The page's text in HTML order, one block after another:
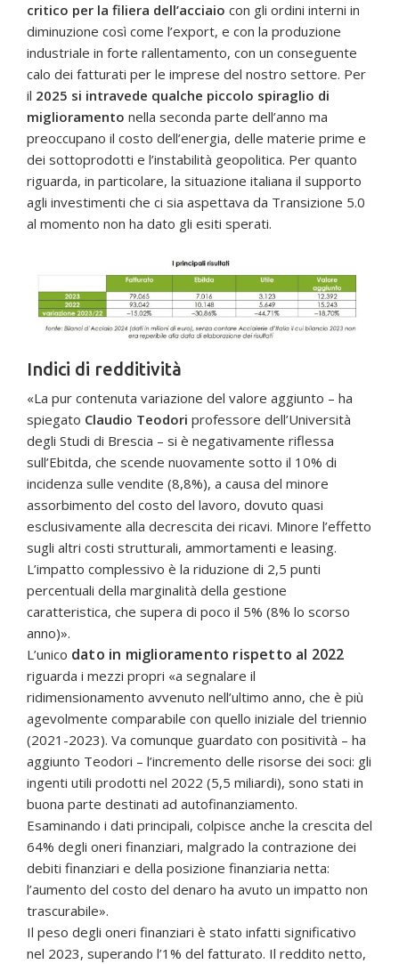
critico per la filiera dell’acciaio con gli ordini interni in
diminuzione così come l’export, e con la produzione
industriale in forte rallentamento, con un conseguente
calo dei fatturati per le imprese del nostro settore. Per
il 2025 si intravede qualche piccolo spiraglio di
miglioramento nella seconda parte dell’anno ma
preoccupano il costo dell’energia, delle materie prime e
dei sottoprodotti e l’instabilità geopolitica. Per quanto
riguarda, in particolare, la situazione italiana il supporto
agli investimenti che ci sia aspettava da Transizione 5.0
al momento non ha dato gli esiti sperati.
Indici di redditività
«La pur contenuta variazione del valore aggiunto – ha
spiegato Claudio Teodori professore dell’Università
degli Studi di Brescia – si è negativamente riflessa
sull’Ebitda, che scende nuovamente sotto il 10% di
incidenza sulle vendite (8,8%), a causa del minore
assorbimento del costo del lavoro, dovuto quasi
esclusivamente alla decrescita dei ricavi. Minore l’effetto
sugli altri costi strutturali, ammortamenti e leasing.
L’impatto complessivo è la riduzione di 2,5 punti
percentuali della marginalità della gestione
caratteristica, che supera di poco il 5% (8% lo scorso
anno)».
L’unico dato in miglioramento rispetto al 2022
riguarda i mezzi propri «a segnalare il
ridimensionamento avvenuto nell’ultimo anno, che è più
agevolmente comparabile con quello iniziale del triennio
(2021-2023). Va comunque guardato con positività – ha
aggiunto Teodori – l’incremento delle risorse dei soci: gli
ingenti utili prodotti nel 2022 (5,5 miliardi), sono stati in
buona parte destinati ad autofinanziamento.
Esaminando i dati principali, colpisce anche la crescita del
64% degli oneri finanziari, malgrado la contrazione dei
debiti finanziari e della posizione finanziaria netta:
l’aumento del costo del denaro ha avuto un impatto non
trascurabile».
Il peso degli oneri finanziari è stato infatti significativo
nel 2023, superando l’1% del fatturato. Il reddito netto,